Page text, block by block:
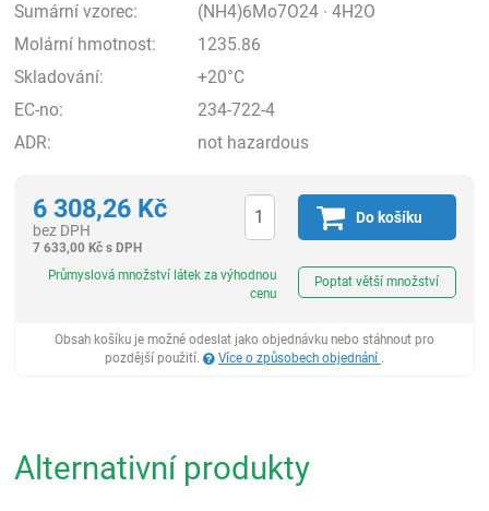
Sumární vzorec:
(NH4)6Mo7O24 · 4H2O
Molární hmotnost:
1235.86
Skladování:
+20°C
EC-no:
234-722-4
ADR:
not hazardous
6 308,26 Kč
bez DPH
7 633,00Kč s DPH
Do košíku
Průmyslová množství látek za výhodnou
cenu
Poptat větší množství
Obsah košíku je možné odeslat jako objednávku nebo stáhnout pro
pozdější použití.
Více o způsobech objednání .
Alternativní produkty